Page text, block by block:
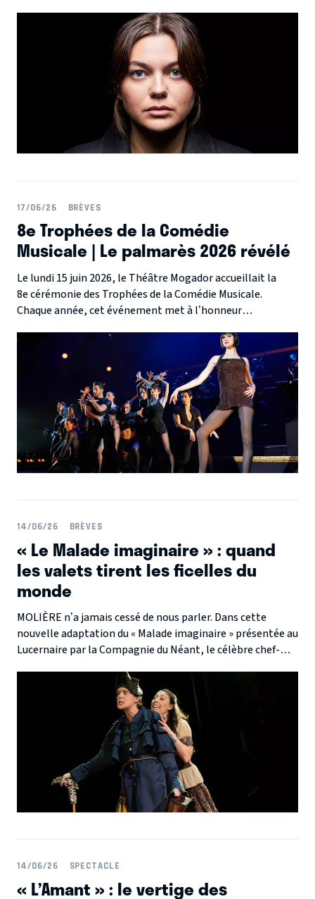
monde, avec la chanteuse et comédienne Louane au
17/06/26 BRÈVES
8e Trophées de la Comédie
Musicale | Le palmarès 2026 révélé
Le lundi 15 juin 2026, le Théâtre Mogador accueillait la
8e cérémonie des Trophées de la Comédie Musicale.
Chaque année, cet événement met à l’honneur
soirée spectaculaire mêlant performances artistiques et
remises de prix.
14/06/26 BRÈVES
« Le Malade imaginaire » : quand
les valets tirent les ficelles du
monde
MOLIÈRE n’a jamais cessé de nous parler. Dans cette
nouvelle adaptation du « Malade imaginaire » présentée au
Lucernaire par la Compagnie du Néant, le célèbre chef-
mise en scène inventive qui fait de l’esprit critique le
véritable moteur de l’action.
14/06/26 SPECTACLE
« L’Amant » : le vertige des